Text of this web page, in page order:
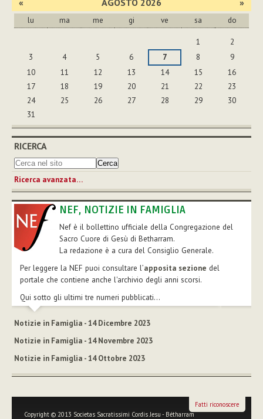
lu ma me gi ve sa do
1
2
3
4 5 6 7 8
9
10
11 12 13 14 15
16
17
18 19 20 21 22
23
24
25 26 27 28 29
30
31
RICERCA
Ricerca avanzata…
NEF, NOTIZIE IN FAMIGLIA
Nef è il bollettino ufficiale della Congregazione del
Sacro Cuore di Gesù di Betharram.
La redazione è a cura del Consiglio Generale.
Per leggere la NEF puoi consultare l’apposita sezione del
portale che contiene anche l'archivio degli anni scorsi.
Qui sotto gli ultimi tre numeri pubblicati...
Notizie in Famiglia - 14 Dicembre 2023
Notizie in Famiglia - 14 Novembre 2023
Notizie in Famiglia - 14 Ottobre 2023
Copyright © 2013 Societas Sacratissimi Cordis Jesu - Bétharram
Fatti riconoscere